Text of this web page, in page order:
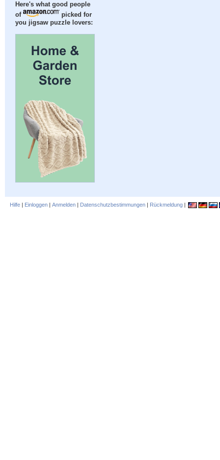
Here's what good people
of
picked for
you jigsaw puzzle lovers:
Hilfe | Einloggen | Anmelden | Datenschutzbestimmungen | Rückmeldung |